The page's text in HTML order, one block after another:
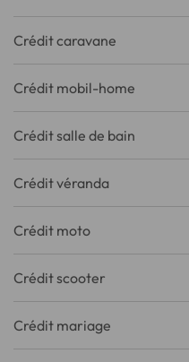
Crédit caravane
Crédit mobil-home
Crédit salle de bain
Crédit véranda
Crédit moto
Crédit scooter
Crédit mariage